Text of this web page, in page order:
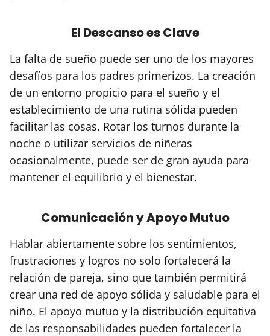
El Descanso es Clave
La falta de sueño puede ser uno de los mayores
desafíos para los padres primerizos. La creación
de un entorno propicio para el sueño y el
establecimiento de una rutina sólida pueden
facilitar las cosas. Rotar los turnos durante la
noche o utilizar servicios de niñeras
ocasionalmente, puede ser de gran ayuda para
mantener el equilibrio y el bienestar.
Comunicación y Apoyo Mutuo
Hablar abiertamente sobre los sentimientos,
frustraciones y logros no solo fortalecerá la
relación de pareja, sino que también permitirá
crear una red de apoyo sólida y saludable para el
niño. El apoyo mutuo y la distribución equitativa
de las responsabilidades pueden fortalecer la